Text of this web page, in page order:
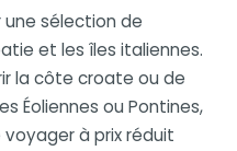
une sélection de
et les îles italiennes.
la côte croate ou de
Éoliennes ou Pontines,
à prix réduit